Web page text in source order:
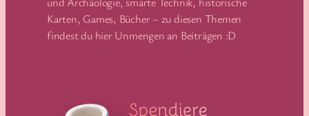
Karten, Games, Bücher – zu diesen Themen
findest du hier Unmengen an Beiträgen :D